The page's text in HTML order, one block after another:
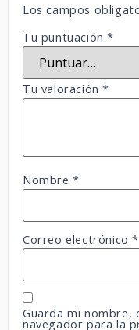
Los campos
Tu puntuación*
Tu valoración*
Nombre*
Correo electrónico*
Guarda mi nombre,
navegador para la